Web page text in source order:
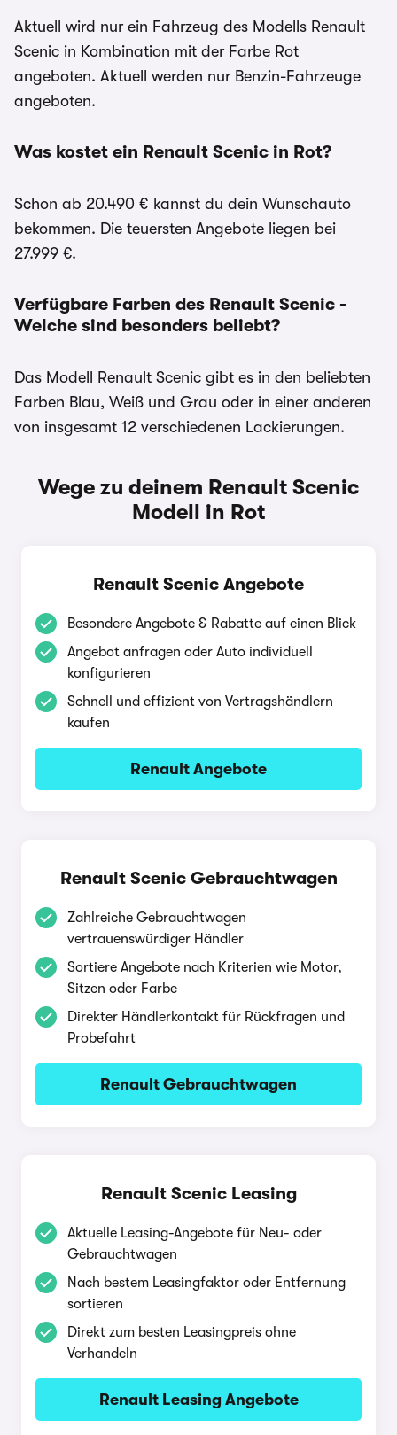
Aktuell wird nur ein Fahrzeug des Modells Renault
Scenic in Kombination mit der Farbe Rot
angeboten. Aktuell werden nur Benzin-Fahrzeuge
angeboten.
Was kostet ein Renault Scenic in Rot?
Schon ab 20.490 € kannst du dein Wunschauto
bekommen. Die teuersten Angebote liegen bei
27.999 €.
Verfügbare Farben des Renault Scenic -
Welche sind besonders beliebt?
Das Modell Renault Scenic gibt es in den beliebten
Farben Blau, Weiß und Grau oder in einer anderen
von insgesamt 12 verschiedenen Lackierungen.
Wege zu deinem Renault Scenic
Modell in Rot
Renault Scenic Angebote
Besondere Angebote & Rabatte auf einen Blick
Angebot anfragen oder Auto individuell
konfigurieren
Schnell und effizient von Vertragshändlern
kaufen
Renault Angebote
Renault Scenic Gebrauchtwagen
Zahlreiche Gebrauchtwagen
vertrauenswürdiger Händler
Sortiere Angebote nach Kriterien wie Motor,
Sitzen oder Farbe
Direkter Händlerkontakt für Rückfragen und
Probefahrt
Renault Gebrauchtwagen
Renault Scenic Leasing
Aktuelle Leasing-Angebote für Neu- oder
Gebrauchtwagen
Nach bestem Leasingfaktor oder Entfernung
sortieren
Direkt zum besten Leasingpreis ohne
Verhandeln
Renault Leasing Angebote